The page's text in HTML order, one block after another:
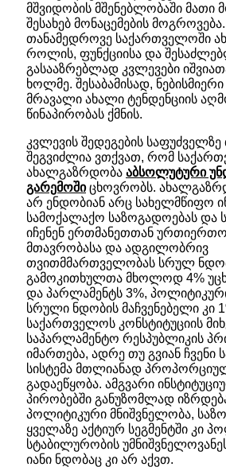
მშვიდობის მშენებლობაში მათი
შესახებ მონაცემების
თანამედროვე საქართველოში
როლის, ფუნქციისა და
გასააზრებლად კვლევები
ხოლმე. შესაბამისად,
მრავალი ახალი ტენდენციის
წინაპირობას ქმნის.
კვლევის შედეგების
შეგვიძლია ვთქვათ, რომ
ახალგაზრდობა აბსოლუტური
გარემოშიცხოვრობს.
არ ენდობიან არც სახელმწიფო
სამოქალაქო საზოგადოებას და
იჩენენ ერთმანეთთან
მთავრობასა და ადგილობრივ
თვითმმართველობას სრულ
გამოკითხულთა მხოლოდ 4%
და პარლამენტს 3%,
სრული ნდობის მაჩვენებელი კი
საქართველოს კონსტიტუციის
საპარლამენტო რესპუბლიკის
იმართება, ადრე თუ გვიან ჩვენი
სისტემა მთლიანად
გადაეწყობა. ამგვარი
პირობებში განუზომლად
პოლიტიკური მნიშვნელობა,
ყველაზე აქტიურ სეგმენტში კი
სტაბილურობის
იანი ნდობაც კი არ აქვთ.